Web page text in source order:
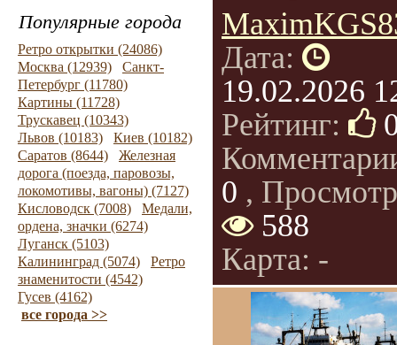
Популярные города
Ретро открытки (24086)
Москва (12939)
Санкт-
Петербург (11780)
Картины (11728)
Трускавец (10343)
Львов (10183)
Киев (10182)
Саратов (8644)
Железная
дорога (поезда, паровозы,
локомотивы, вагоны) (7127)
Кисловодск (7008)
Медали,
ордена, значки (6274)
Луганск (5103)
Калининград (5074)
Ретро
знаменитости (4542)
Гусев (4162)
все города >>
Дата:
19.02.2026
Рейтинг:
0 ,
588
Карта: -